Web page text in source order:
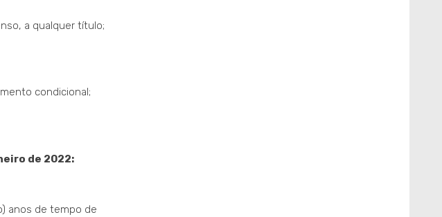
a qualquer título;
condicional;
de 2022:
anos de tempo de